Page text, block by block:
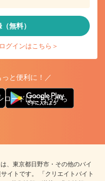
無料）
グインはこちら＞
と便利に！／
ロードはこちらから
、東京都日野市・その他のバイ
イトです。 「クリエイトバイト